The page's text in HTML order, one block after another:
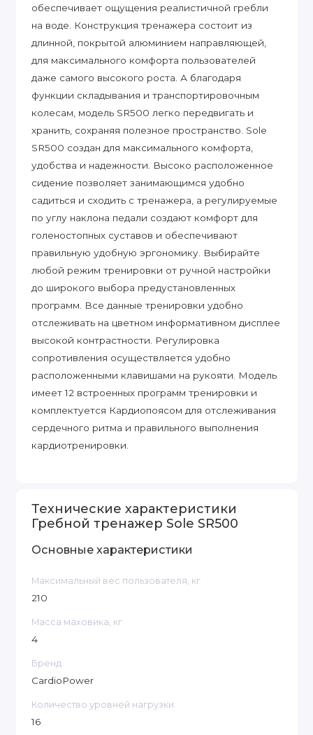
обеспечивает ощущения реалистичной гребли
на воде. Конструкция тренажера состоит из
длинной, покрытой алюминием направляющей,
для максимального комфорта пользователей
даже самого высокого роста. А благодаря
функции складывания и транспортировочным
колесам, модель SR500 легко передвигать и
хранить, сохраняя полезное пространство. Sole
SR500 создан для максимального комфорта,
удобства и надежности. Высоко расположенное
сидение позволяет занимающимся удобно
садиться и сходить с тренажера, а регулируемые
по углу наклона педали создают комфорт для
голеностопных суставов и обеспечивают
правильную удобную эргономику. Выбирайте
любой режим тренировки от ручной настройки
до широкого выбора предустановленных
программ. Все данные тренировки удобно
отслеживать на цветном информативном дисплее
высокой контрастности. Регулировка
сопротивления осуществляется удобно
расположенными клавишами на рукояти. Модель
имеет 12 встроенных программ тренировки и
комплектуется Кардиопоясом для отслеживания
сердечного ритма и правильного выполнения
кардиотренировки.
Технические характеристики
Гребной тренажер Sole SR500
Основные характеристики
Максимальный вес пользователя, кг
210
Масса маховика, кг
4
Бренд
CardioPower
Количество уровней нагрузки
16